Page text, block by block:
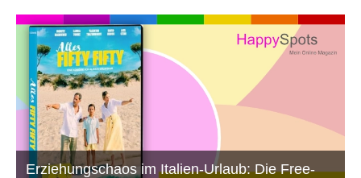
Erziehungschaos im Italien-Urlaub: Die Free-